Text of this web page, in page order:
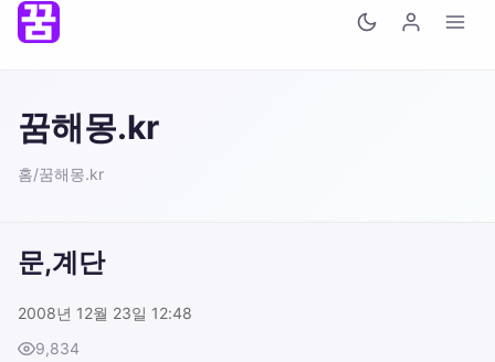
꿈해몽.kr
홈/꿈해몽.kr
문,계단
2008년 12월 23일 12:48
9,834